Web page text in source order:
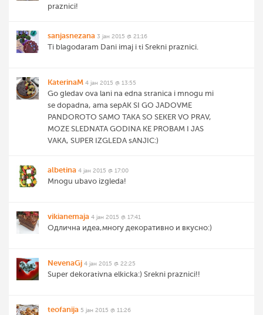
praznici!
sanjasnezana 3 јан 2015 @ 21:16
Ti blagodaram Dani imaj i ti Srekni praznici.
KaterinaM 4 јан 2015 @ 13:55
Go gledav ova lani na edna stranica i mnogu mi
se dopadna, ama sepAK SI GO JADOVME
PANDOROTO SAMO TAKA SO SEKER VO PRAV,
MOZE SLEDNATA GODINA KE PROBAM I JAS
VAKA, SUPER IZGLEDA sANJIC:)
albetina 4 јан 2015 @ 17:00
Mnogu ubavo izgleda!
vikianemaja 4 јан 2015 @ 17:41
Одлична идеа,многу декоративно и вкусно:)
NevenaGj 4 јан 2015 @ 22:25
Super dekorativna elkicka:) Srekni praznici!!
teofanija 5 јан 2015 @ 11:26